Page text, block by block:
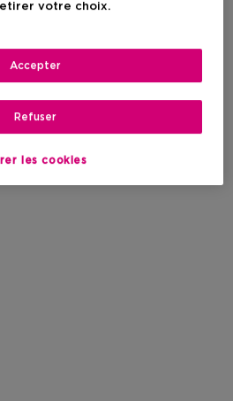
votre choix.
les cookies
Refuser
Accepter